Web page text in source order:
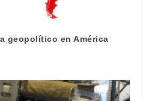
geopolítico en América